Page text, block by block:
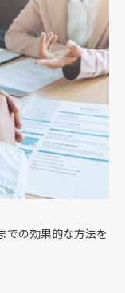
での効果的な方法を